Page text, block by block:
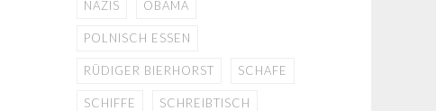
NAZIS OBAMA
POLNISCH ESSEN
RÜDIGER BIERHORST SCHAFE
SCHIFFE SCHREIBTISCH